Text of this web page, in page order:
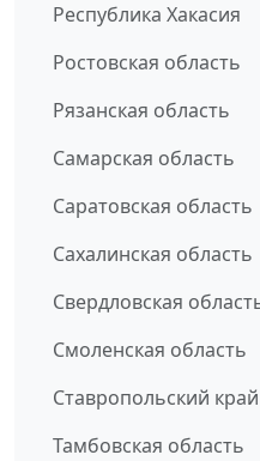
Республика Хакасия
Ростовская область
Рязанская область
Самарская область
Саратовская область
Сахалинская область
Свердловская
Смоленская область
Ставропольский край
Тамбовская область